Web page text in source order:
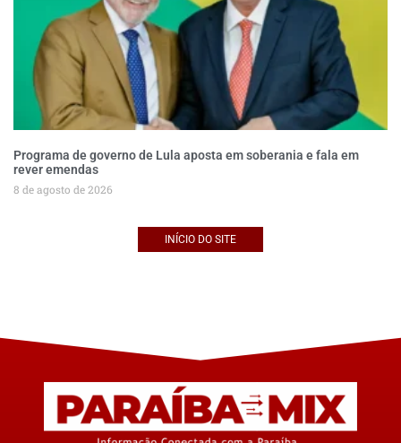
Programa de governo de Lula aposta em soberania e fala em
rever emendas
8 de agosto de 2026
INÍCIO DO SITE